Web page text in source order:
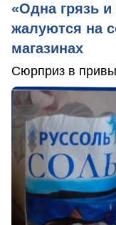
«Одна грязь
жалуются на
магазинах
Сюрприз в